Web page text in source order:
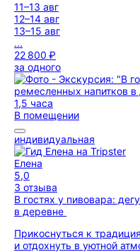
11–13 авг
12–14 авг
13–15 авг
...
22 800 ₽
за одного
1,5 часа
В помещении
индивидуальная
Елена
5,0
3 отзыва
В гостях у пивовара:
в деревне
Прикоснуться к
и отдохнуть в уютной